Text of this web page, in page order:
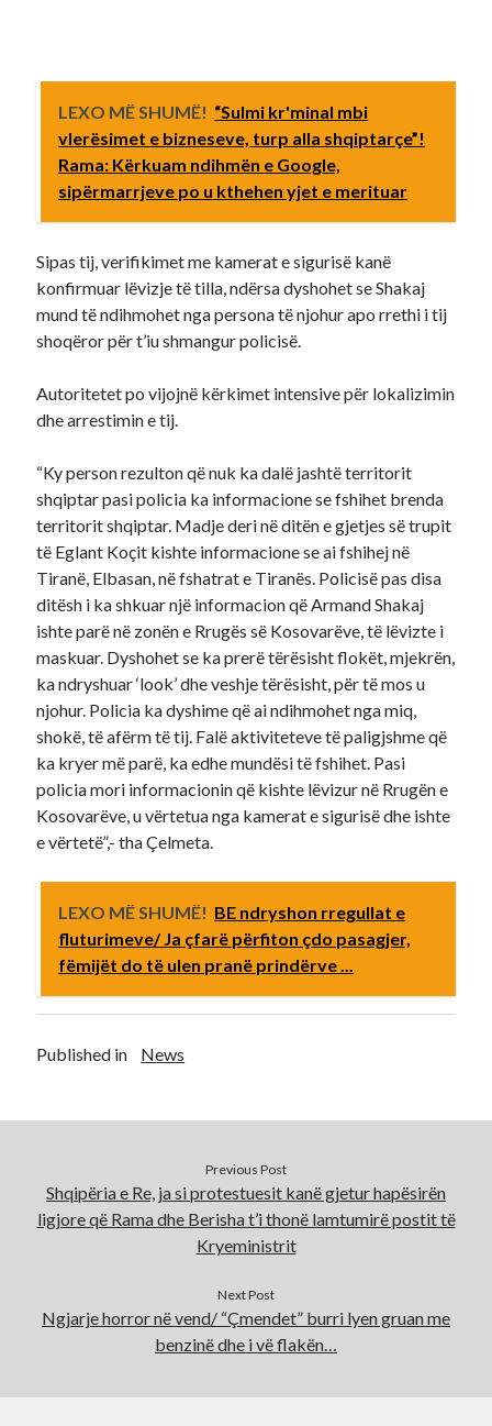
LEXO MË SHUMË! “Sulmi kr'minal mbi
vlerësimet e bizneseve, turp alla shqiptarçe”!
Rama: Kërkuam ndihmën e Google,
sipërmarrjeve po u kthehen yjet e merituar
Sipas tij, verifikimet me kamerat e sigurisë kanë
konfirmuar lëvizje të tilla, ndërsa dyshohet se Shakaj
mund të ndihmohet nga persona të njohur apo rrethi i tij
shoqëror për t’iu shmangur policisë.
Autoritetet po vijojnë kërkimet intensive për lokalizimin
dhe arrestimin e tij.
“Ky person rezulton që nuk ka dalë jashtë territorit
shqiptar pasi policia ka informacione se fshihet brenda
territorit shqiptar. Madje deri në ditën e gjetjes së trupit
të Eglant Koçit kishte informacione se ai fshihej në
Tiranë, Elbasan, në fshatrat e Tiranës. Policisë pas disa
ditësh i ka shkuar një informacion që Armand Shakaj
ishte parë në zonën e Rrugës së Kosovarëve, të lëvizte i
maskuar. Dyshohet se ka prerë tërësisht flokët, mjekrën,
ka ndryshuar ‘look’ dhe veshje tërësisht, për të mos u
njohur. Policia ka dyshime që ai ndihmohet nga miq,
shokë, të afërm të tij. Falë aktiviteteve të paligjshme që
ka kryer më parë, ka edhe mundësi të fshihet. Pasi
policia mori informacionin që kishte lëvizur në Rrugën e
Kosovarëve, u vërtetua nga kamerat e sigurisë dhe ishte
e vërtetë”,- tha Çelmeta.
LEXO MË SHUMË! BE ndryshon rregullat e
fluturimeve/ Ja çfarë përfiton çdo pasagjer,
fëmijët do të ulen pranë prindërve ...
Published in News
Previous Post
Shqipëria e Re, ja si protestuesit kanë gjetur hapësirën
ligjore që Rama dhe Berisha t’i thonë lamtumirë postit të
Kryeministrit
Next Post
Ngjarje horror në vend/ “Çmendet” burri lyen gruan me
benzinë dhe i vë flakën…